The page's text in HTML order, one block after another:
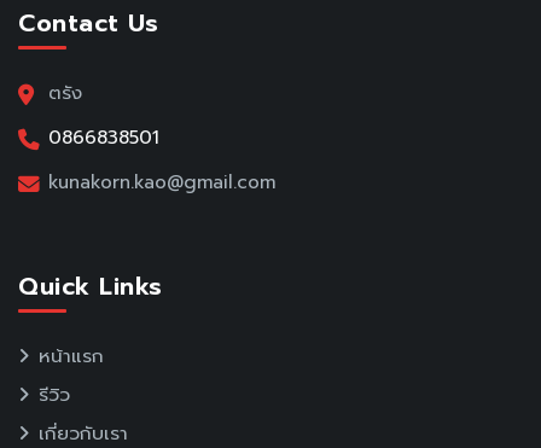
Contact Us
ตรัง
0866838501
kunakorn.kao@gmail.com
Quick Links
หน้าแรก
รีวิว
เกี่ยวกับเรา